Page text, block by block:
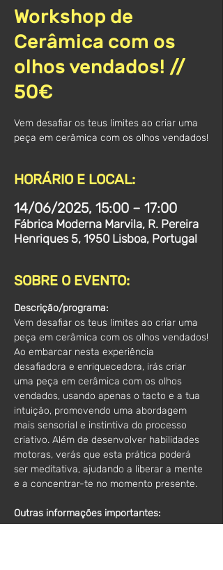
Workshop de
Cerâmica com os
olhos vendados! //
50€
Vem desafiar os teus limites ao criar uma
HORÁRIO E LOCAL:
14/06/2025, 15:00 – 17:00
Fábrica Moderna Marvila, R. Pereira
Henriques 5, 1950 Lisboa, Portugal
SOBRE O EVENTO:
Descrição/programa:
Vem desafiar os teus limites ao criar uma
peça em cerâmica com os olhos vendados!
Ao embarcar nesta experiência
desafiadora e enriquecedora, irás criar
uma peça em cerâmica com os olhos
vendados, usando apenas o tacto e a tua
intuição, promovendo uma abordagem
mais sensorial e instintiva do processo
criativo. Além de desenvolver habilidades
motoras, verás que esta prática poderá
ser meditativa, ajudando a liberar a mente
e a concentrar-te no momento presente.
Outras informações importantes:
Os participantes irão criar uma pequena